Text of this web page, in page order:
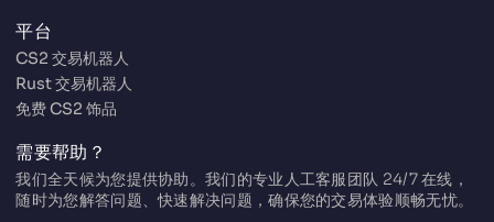
需要帮助？
我们全天候为您提供协助。我们的专业人工客服团队 24/7 在线，
随时为您解答问题、快速解决问题，确保您的交易体验顺畅无忧。
平台
CS2 交易机器人
Rust 交易机器人
免费 CS2 饰品